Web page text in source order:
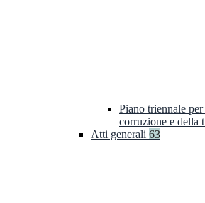
Piano triennale
corruzione e della
Atti generali 63